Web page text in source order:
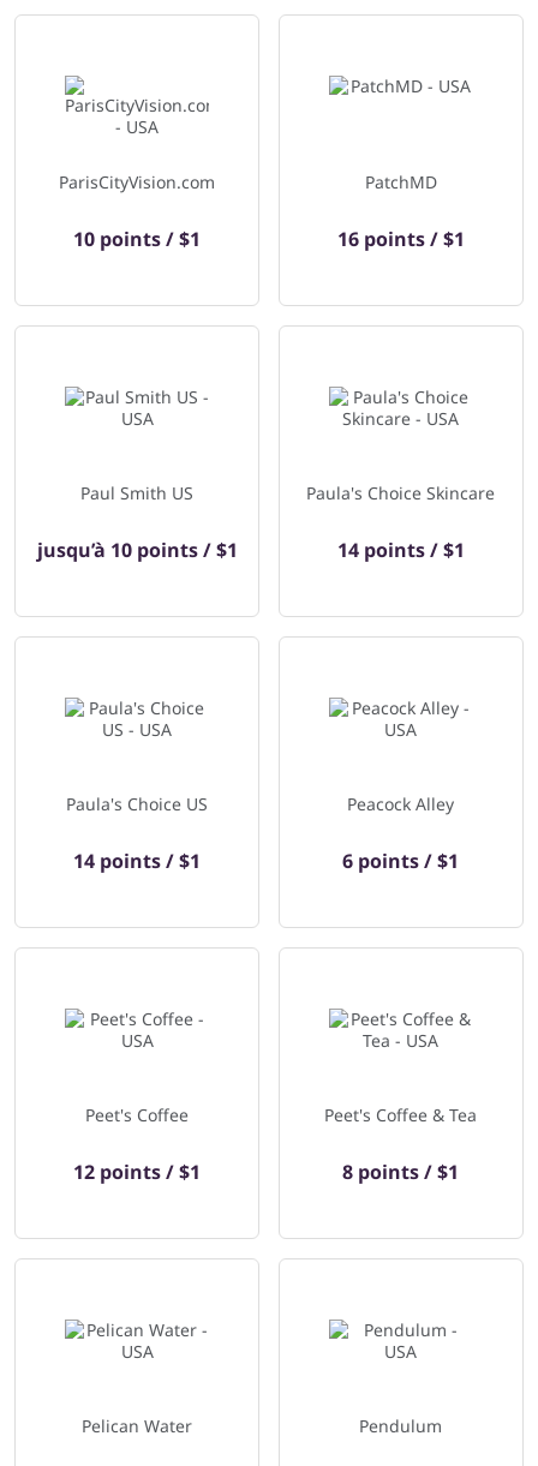
ParisCityVision.com
10 points / $1
PatchMD
16 points / $1
Paul Smith US
jusqu’à 10 points / $1
Paula's Choice Skincare
14 points / $1
Paula's Choice US
14 points / $1
Peacock Alley
6 points / $1
Peet's Coffee
12 points / $1
Peet's Coffee & Tea
8 points / $1
Pelican Water Pendulum